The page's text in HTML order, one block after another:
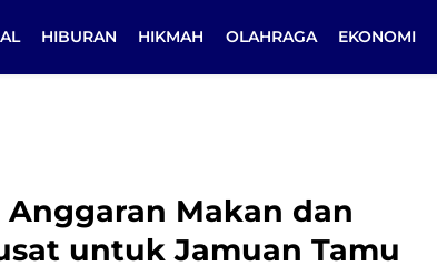
HIBURAN HIKMAH OLAHRAGA EKONOMI
Anggaran Makan dan
untuk Jamuan Tamu